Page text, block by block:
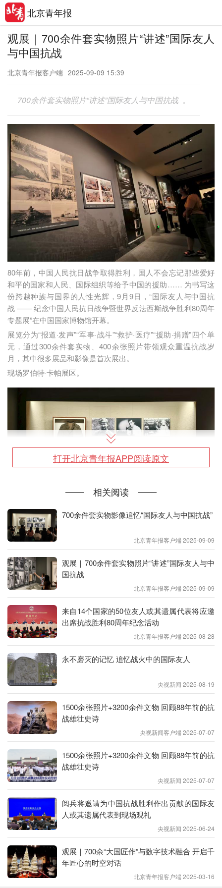
北京青年报
观展｜700余件套实物照片“讲述”国际友人
与中国抗战
北京青年报客户端 2025-09-09 15:39
700余件套实物照片“讲述”国际友人与中国抗战 。
80年前，中国人民抗日战争取得胜利，国人不会忘记那些爱好
和平的国家和人民、国际组织等给予中国的援助…… 为书写这
份跨越种族与国界的人性光辉，9月9日，“国际友人与中国抗
战 —— 纪念中国人民抗日战争暨世界反法西斯战争胜利80周年
专题展”在中国国家博物馆开幕。
展览分为“报道·发声”“军事·战斗”“救护·医疗”“援助·捐赠”四个单
元，通过300余件套实物、400余张照片带领观众重温抗战岁
月，其中很多展品和影像是首次展出。
现场罗伯特·卡帕展区。
现场埃德加·斯诺展区。
现场海伦·福斯特展区。
展品《国际友人在延安》。
打开北京青年报APP阅读原文
相关阅读
700余件套实物影像追忆“国际友人与中国抗战”
北京青年报客户端 2025-09-09
观展｜700余件套实物照片“讲述”国际友人与中
国抗战
北京青年报客户端 2025-09-09
来自14个国家的50位友人或其遗属代表将应邀
出席抗战胜利80周年纪念活动
北京青年报客户端 2025-08-28
永不磨灭的记忆 追忆战火中的国际友人
央视新闻 2025-08-19
1500余张照片+3200余件文物 回顾88年前的抗
战雄壮史诗
央视新闻客户端 2025-07-07
1500余张照片+3200余件文物 回顾88年前的抗
战雄壮史诗
央视新闻 2025-07-07
阅兵将邀请为中国抗战胜利作出贡献的国际友
人或其遗属代表到现场观礼
央视新闻 2025-06-24
观展｜700余“大国匠作”与数字技术融合 开启千
年匠心的时空对话
北京青年报客户端 2025-03-16